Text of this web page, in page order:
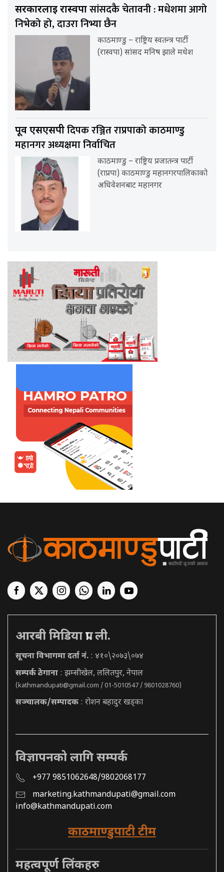
सरकारलाई रास्वपासांसदकै चेतावनी : मधेशमा आगो
निभेको हो, दाउरा निभ्या छैन
काठमाण्डु – राष्ट्रिय स्वतन्त्र पार्टी
(रास्वपा) सांसद मनिष झाले मधेश
पूर्व एसएसपीदिपक रञ्जित राप्रपाको काठमाण्डु
महानगर अध्यक्षमा निर्वाचित
काठमाण्डु – राष्ट्रिय प्रजातन्त्र पार्टी
(राप्रपा) काठमाण्डु महानगरपालिकाको
अधिवेशनबाट महानगर
आरबी मिडिया प्रा. ली.
सूचना विभागमा दर्ता नं. : ४१०\२०७३\०७४
सम्पर्क ठेगाना : झम्सीखेल, ललितपुर, नेपाल
(kathmandupati@gmail.com / 01-5010547 / 9801028760)
सञ्चालक/सम्पादक : रोशन बहादुर खड्का
विज्ञापनको लागि सम्पर्क
+977 9851062648/9802068177
marketing.kathmandupati@gmail.com
info@kathmandupati.com
काठमाण्डुपाटी टीम
महत्वपूर्ण लिंकहरु